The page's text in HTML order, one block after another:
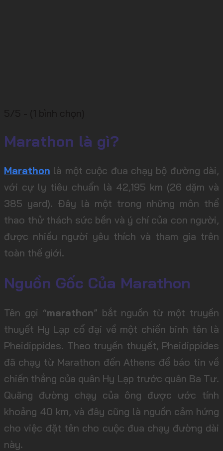
Marathon là gì?
Marathon là một cuộc đua chạy bộ đường dài,
với cự ly tiêu chuẩn là 42,195 km (26 dặm và
385 yard). Đây là một trong những môn thể
thao thử thách sức bền và ý chí của con người,
được nhiều người yêu thích và tham gia trên
toàn thế giới.
Nguồn Gốc Của Marathon
Tên gọi “marathon” bắt nguồn từ một truyền
thuyết Hy Lạp cổ đại về một chiến binh tên là
Pheidippides. Theo truyền thuyết, Pheidippides
đã chạy từ Marathon đến Athens để báo tin về
chiến thắng của quân Hy Lạp trước quân Ba Tư.
Quãng đường chạy của ông được ước tính
khoảng 40 km, và đây cũng là nguồn cảm hứng
cho việc đặt tên cho cuộc đua chạy đường dài
này.